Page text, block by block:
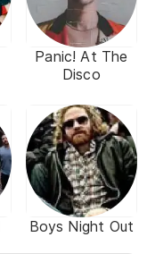
Panic! At The
Disco
Boys Night Out